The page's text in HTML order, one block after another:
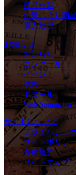
商品一覧
お気に入り商
購入履歴
お知らせ
お知らせ
コンクール
イベント
試験
ドヌール
Web Sommelier
サイトについて
プライバシー
サイトポリシ
各種規約
サイトマップ